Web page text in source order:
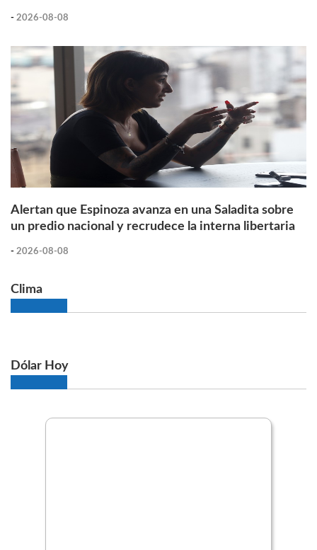
- 2026-08-08
Alertan que Espinoza avanza en una Saladita sobre
un predio nacional y recrudece la interna libertaria
- 2026-08-08
Clima
Dólar Hoy